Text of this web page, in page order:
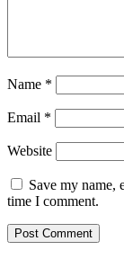
Name *
Email *
Website
Save my name,
time I comment.